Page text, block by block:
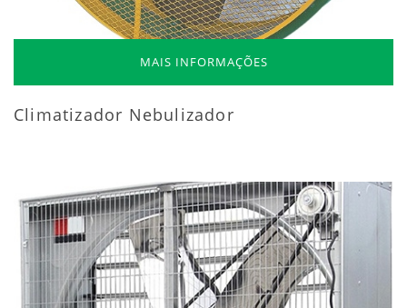
MAIS INFORMAÇÕES
Climatizador Nebulizador